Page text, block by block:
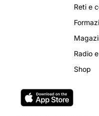
Reti e
Radio
Shop